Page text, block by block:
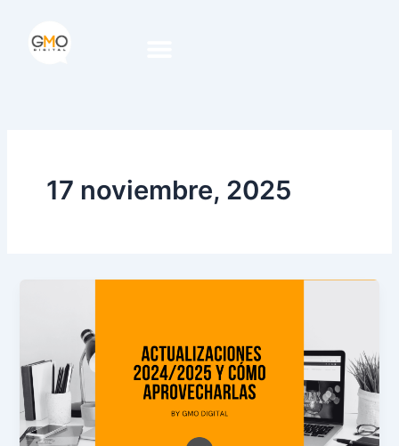
contenido
17 noviembre, 2025